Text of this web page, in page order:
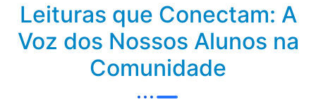
Leituras que Conectam: A
Voz dos Nossos Alunos na
Comunidade